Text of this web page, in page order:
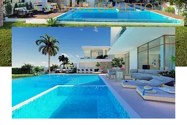
4 CAMERE DA LETTO